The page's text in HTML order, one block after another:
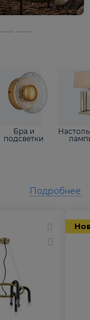
Бра и
подсветки
Подробнее